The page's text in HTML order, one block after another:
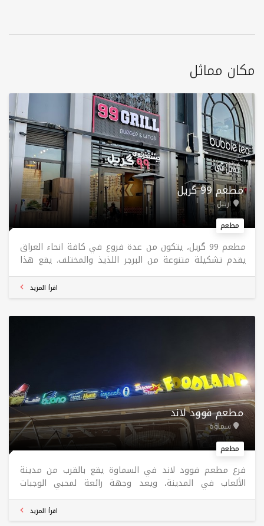
مكان مماثل
مطعم 99 گریل
اربيل
مطعم
مطعم 99 گریل، يتكون من عدة فروع في كافة انحاء العراق
يقدم تشكيلة متنوعة من البرجر اللذيذ والمختلف. يقع هذا
الفرع في اربيل.
اقرأ المزيد
مطعم فوود لاند
سماوة
مطعم
فرع مطعم فوود لاند في السماوة يقع بالقرب من مدينة
الألعاب في المدينة، ويعد وجهة رائعة لمحبي الوجبات
السريعة والمأكولات المتنوعة. يقدم المطعم مجموعة كبيرة
من الأطباق التي تشمل علامات تجارية مشهورة مثل "سوبر
اقرأ المزيد